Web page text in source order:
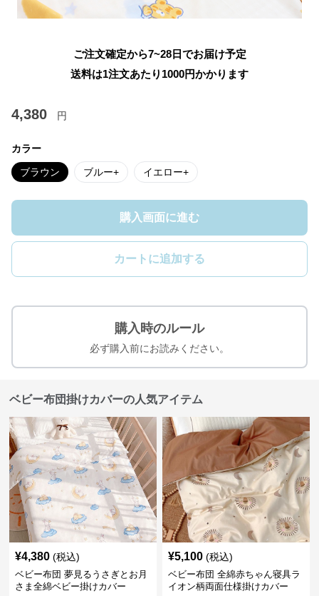
ご注文確定から7~28日でお届け予定
送料は1注文あたり 1000円かかります
4,380 円
カラー
ブラウン ブルー+ イエロー+
購入画面に進む
カートに追加する
購入時のルール
必ず購入前にお読みください。
ベビー布団掛けカバーの人気アイテム
¥4,380 (税込)
ベビー布団 夢見るうさぎとお月
さま全綿ベビー掛けカバー
¥5,100 (税込)
ベビー布団 全綿赤ちゃん寝具ラ
イオン柄両面仕様掛けカバー